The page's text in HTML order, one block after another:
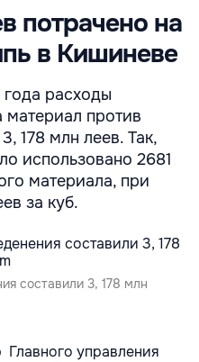
потрачено на
в Кишиневе
расходы
материал против
178 млн леев. Так,
использовано 2681
материала, при
за куб.
составили 3, 178 млн
управления